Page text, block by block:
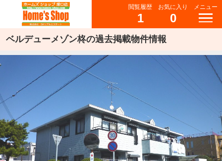
閲覧履歴
1
お気に入り
0
メニュー
ベルデューメゾン柊の過去掲載物件情報